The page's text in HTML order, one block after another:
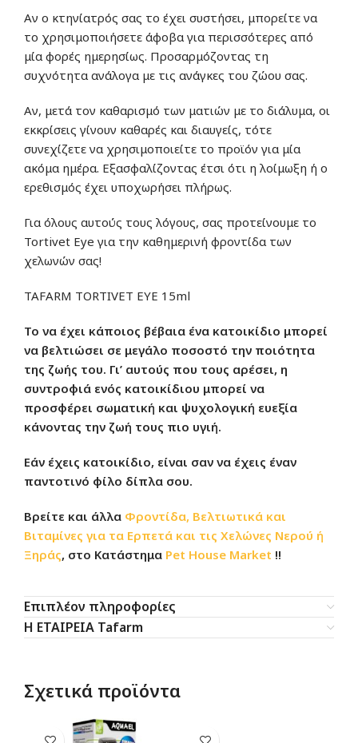
Αν ο κτηνίατρός σας το έχει συστήσει, μπορείτε να
το χρησιμοποιήσετε άφοβα για περισσότερες από
μία φορές ημερησίως. Προσαρμόζοντας τη
συχνότητα ανάλογα με τις ανάγκες του ζώου σας.
Αν, μετά τον καθαρισμό των ματιών με το διάλυμα, οι
εκκρίσεις γίνουν καθαρές και διαυγείς, τότε
συνεχίζετε να χρησιμοποιείτε το προϊόν για μία
ακόμα ημέρα. Εξασφαλίζοντας έτσι ότι η λοίμωξη ή ο
ερεθισμός έχει υποχωρήσει πλήρως.
Για όλους αυτούς τους λόγους, σας προτείνουμε το
Tortivet Eye για την καθημερινή φροντίδα των
χελωνών σας!
TAFARM TORTIVET EYE 15ml
Το να έχει κάποιος βέβαια ένα κατοικίδιο μπορεί
να βελτιώσει σε μεγάλο ποσοστό την ποιότητα
της ζωής του. Γι’ αυτούς που τους αρέσει, η
συντροφιά ενός κατοικίδιου μπορεί να
προσφέρει σωματική και ψυχολογική ευεξία
κάνοντας την ζωή τους πιο υγιή.
Εάν έχεις κατοικίδιο, είναι σαν να έχεις έναν
παντοτινό φίλο δίπλα σου.
Βρείτε και άλλα Φροντίδα, Βελτιωτικά και
Βιταμίνες για τα Ερπετά και τις Χελώνες Νερού ή
Ξηράς, στο Κατάστημα Pet House Market !!
Επιπλέον πληροφορίες
Η ΕΤΑΙΡΕΙΑ Tafarm
Σχετικά προϊόντα